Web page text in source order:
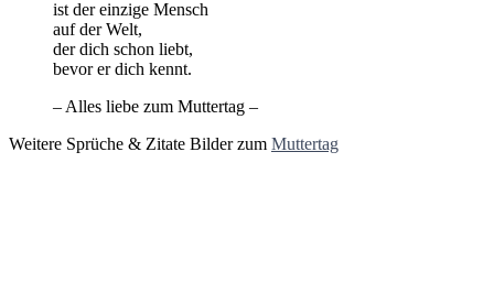
ist der einzige Mensch
auf der Welt,
der dich schon liebt,
bevor er dich kennt.
– Alles liebe zum Muttertag –
Weitere Sprüche & Zitate Bilder zum Muttertag